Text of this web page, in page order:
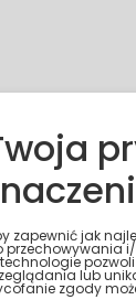
zapewnić jak
przechowywania
lub
zgody